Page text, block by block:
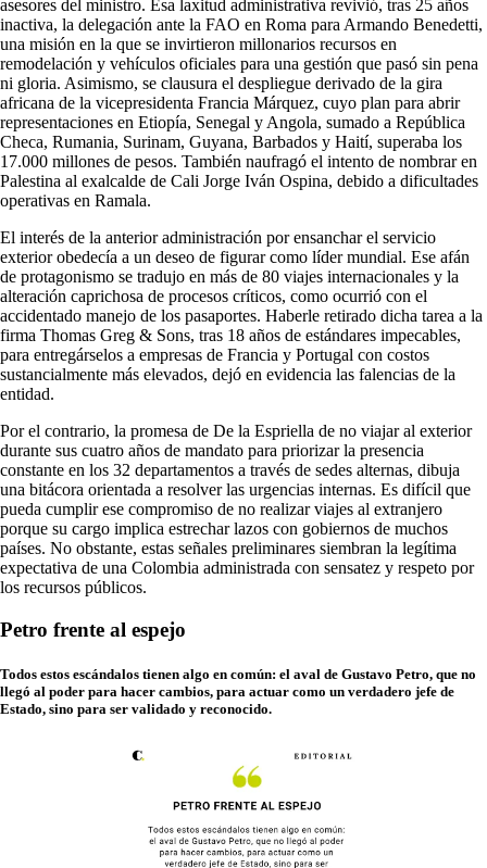
asesores del ministro. Esa laxitud administrativa revivió, tras 25 años
inactiva, la delegación ante la FAO en Roma para Armando Benedetti,
una misión en la que se invirtieron millonarios recursos en
remodelación y vehículos oficiales para una gestión que pasó sin pena
ni gloria. Asimismo, se clausura el despliegue derivado de la gira
africana de la vicepresidenta Francia Márquez, cuyo plan para abrir
representaciones en Etiopía, Senegal y Angola, sumado a República
Checa, Rumania, Surinam, Guyana, Barbados y Haití, superaba los
17.000 millones de pesos. También naufragó el intento de nombrar en
Palestina al exalcalde de Cali Jorge Iván Ospina, debido a dificultades
operativas en Ramala.
El interés de la anterior administración por ensanchar el servicio
exterior obedecía a un deseo de figurar como líder mundial. Ese afán
de protagonismo se tradujo en más de 80 viajes internacionales y la
alteración caprichosa de procesos críticos, como ocurrió con el
accidentado manejo de los pasaportes. Haberle retirado dicha tarea a la
firma Thomas Greg & Sons, tras 18 años de estándares impecables,
para entregárselos a empresas de Francia y Portugal con costos
sustancialmente más elevados, dejó en evidencia las falencias de la
entidad.
Por el contrario, la promesa de De la Espriella de no viajar al exterior
durante sus cuatro años de mandato para priorizar la presencia
constante en los 32 departamentos a través de sedes alternas, dibuja
una bitácora orientada a resolver las urgencias internas. Es difícil que
pueda cumplir ese compromiso de no realizar viajes al extranjero
porque su cargo implica estrechar lazos con gobiernos de muchos
países. No obstante, estas señales preliminares siembran la legítima
expectativa de una Colombia administrada con sensatez y respeto por
los recursos públicos.
Petro frente al espejo
Todos estos escándalos tienen algo en común: el aval de Gustavo Petro, que no
llegó al poder para hacer cambios, para actuar como un verdadero jefe de
Estado, sino para ser validado y reconocido.